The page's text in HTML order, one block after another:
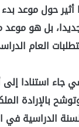
قرارا جديدا،
العام
جاء استنادا إلى